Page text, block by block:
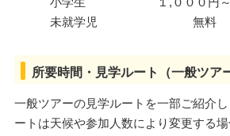
未就学児 無料
所要時間・見学ルート（一般ツア
一般ツアーの見学ルートを一部ご紹介
ートは天候や参加人数により変更する